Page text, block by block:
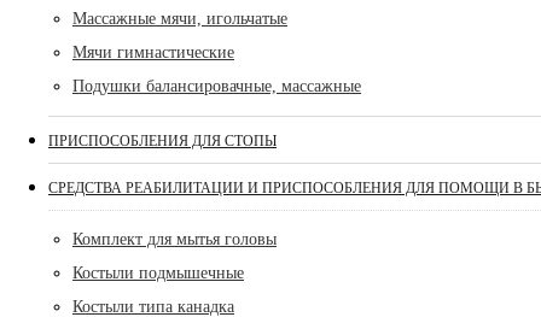
Массажные мячи, игольчатые
Мячи гимнастические
Подушки балансировачные, массажные
ПРИСПОСОБЛЕНИЯ ДЛЯ СТОПЫ
СРЕДСТВА РЕАБИЛИТАЦИИ И ПРИСПОСОБЛЕНИЯ ДЛЯ ПОМОЩИ В
Комплект для мытья головы
Костыли подмышечные
Костыли типа канадка